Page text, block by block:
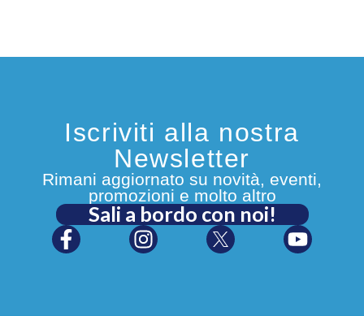
Iscriviti alla nostra
Newsletter
Rimani aggiornato su novità, eventi,
promozioni e molto altro
Sali a bordo con noi!